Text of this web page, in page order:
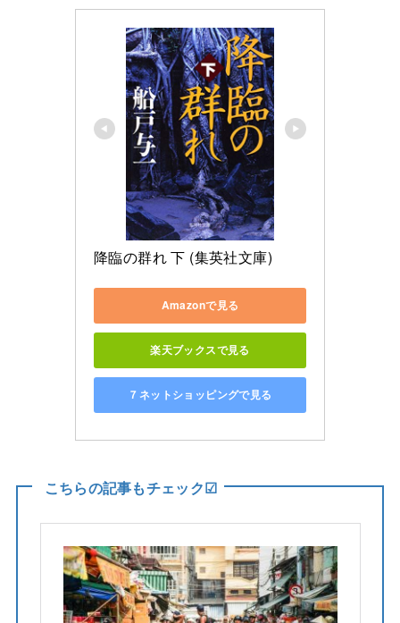
降臨の群れ 下 (集英社文庫)
Amazonで見る
楽天ブックスで見る
７ネットショッピングで見る
こちらの記事もチェック☑